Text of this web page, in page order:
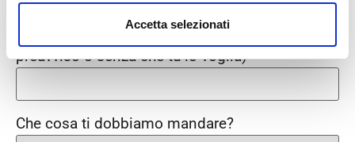
Accetta selezionati
preoccuparti: nessuno ti chiamerà senza
preavviso o senza che tu lo voglia)
Che cosa ti dobbiamo mandare?